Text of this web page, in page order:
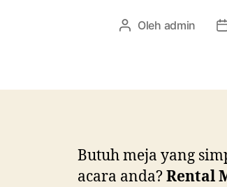
Penulis
Oleh admin
Butuh meja yang
acara anda?Rental